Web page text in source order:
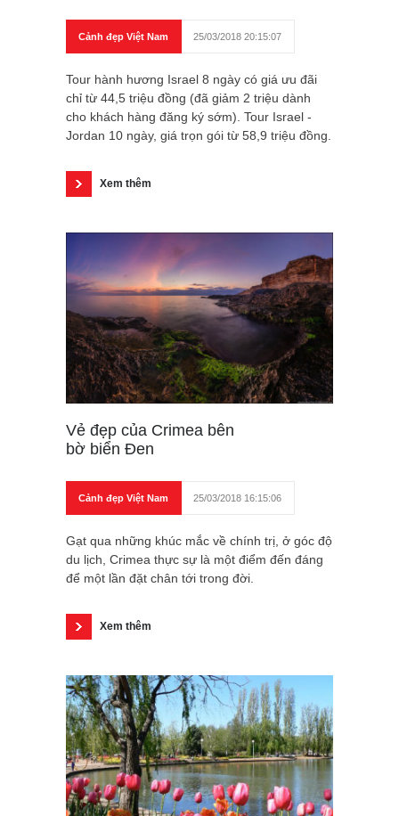
Cảnh đẹp Việt Nam 25/03/2018 20:15:07
Tour hành hương Israel 8 ngày có giá ưu đãi
chỉ từ 44,5 triệu đồng (đã giảm 2 triệu dành
cho khách hàng đăng ký sớm). Tour Israel -
Jordan 10 ngày, giá trọn gói từ 58,9 triệu đồng.
Xem thêm
Vẻ đẹp của Crimea bên
bờ biển Đen
Cảnh đẹp Việt Nam 25/03/2018 16:15:06
Gạt qua những khúc mắc về chính trị, ở góc độ
du lịch, Crimea thực sự là một điểm đến đáng
để một lần đặt chân tới trong đời.
Xem thêm